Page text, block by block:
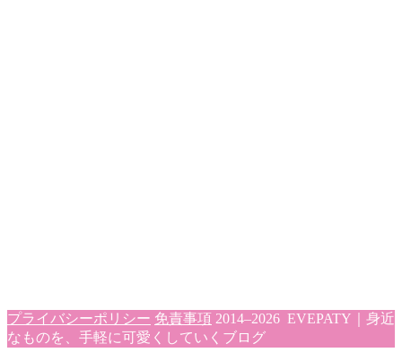
プライバシーポリシー 免責事項 2014–2026 EVEPATY｜身近
なものを、手軽に可愛くしていくブログ